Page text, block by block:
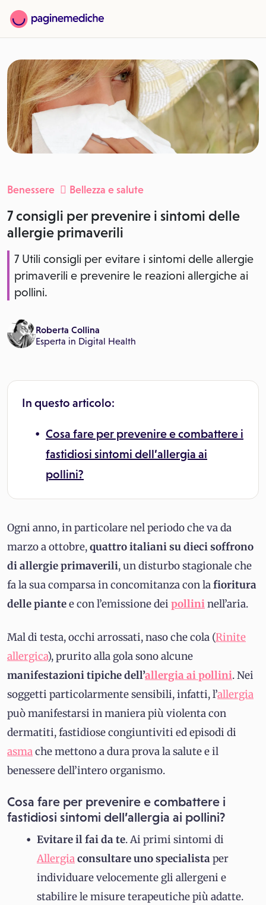
Benessere Bellezza e salute
7 consigli per prevenire i sintomi delle
allergie primaverili
7 Utili consigli per evitare i sintomi delle allergie
primaverili e prevenire le reazioni allergiche ai
pollini.
Roberta Collina
Esperta in Digital Health
In questo articolo:
Cosa fare per prevenire e combattere i
fastidiosi sintomi dell’allergia ai
pollini?
Ogni anno, in particolare nel periodo che va da
marzo a ottobre,quattro italiani su dieci soffrono
di allergie primaverili, un disturbo stagionale che
fa la sua comparsa in concomitanza con lafioritura
delle piantee con l’emissione dei pollininell’aria.
Mal di testa, occhi arrossati, naso che cola (Rinite
allergica), prurito alla gola sono alcune
manifestazioni tipiche dell’allergia ai pollini. Nei
soggetti particolarmente sensibili, infatti, l’allergia
può manifestarsi in maniera più violenta con
dermatiti, fastidiose congiuntiviti ed episodi di
asmache mettono a dura prova la salute e il
benessere dell’intero organismo.
Cosa fare per prevenire e combattere i
fastidiosi sintomi dell’allergia ai pollini?
Evitare il fai da te. Ai primi sintomi di
Allergiaconsultare uno specialistaper
individuare velocemente gli allergeni e
stabilire le misure terapeutiche più adatte.